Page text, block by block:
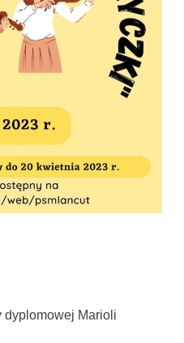
dyplomowej Marioli